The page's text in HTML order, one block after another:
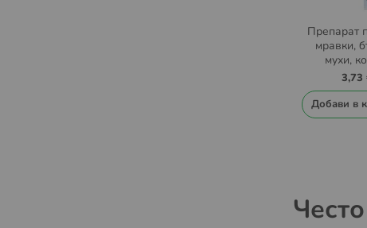
Препарат
мравки,
мухи,
3,73
Добави в